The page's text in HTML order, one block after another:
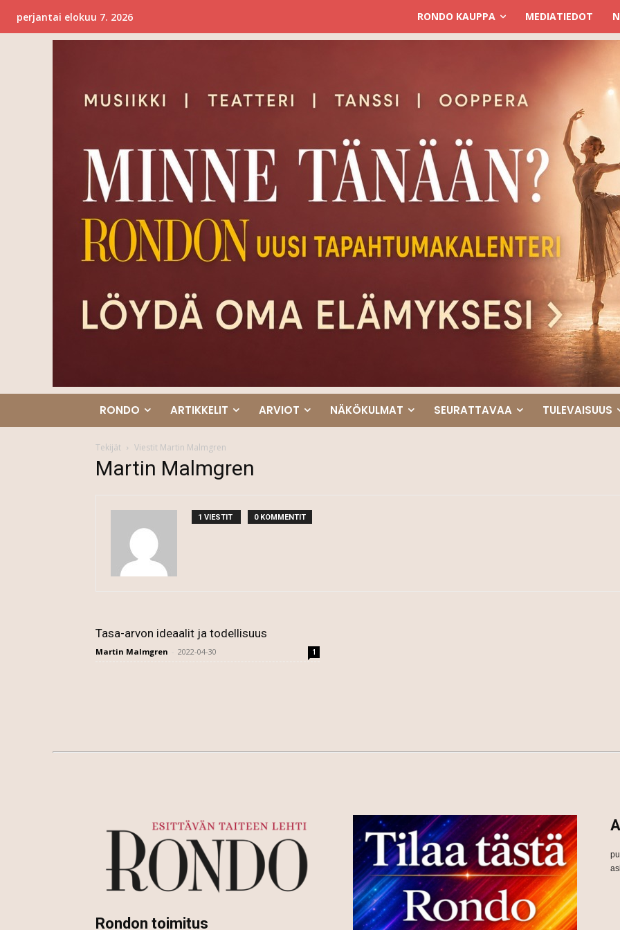
perjantai elokuu 7. 2026 RONDO KAUPPA MEDIATIEDOT
RONDO ARTIKKELIT ARVIOT NÄKÖKULMAT SEURATTAVAA TULEVAISUUS
Tekijät Viestit Martin Malmgren
Martin Malmgren
1 VIESTIT 0 KOMMENTIT
Tasa-arvon ideaalit ja todellisuus
Martin Malmgren - 2022-04-30 1
Rondon toimitus